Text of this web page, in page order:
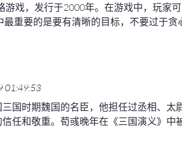
戏，发行于2000年。在游戏中，玩家
重要的是要有清晰的目标，不要过于贪
01:49:53
国时期魏国的名臣，他担任过丞相、太
任和敬重。荀彧晚年在《三国演义》中